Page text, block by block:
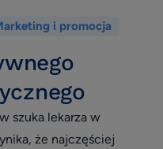
i promocja
szuka lekarza w
że najczęściej